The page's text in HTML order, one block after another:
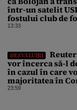
într-un satelit
fostului club de
Victoria, care a
13:33
DEZVĂLUIRI
vor încerca să-l
în cazul în care
majoritatea în
23:59